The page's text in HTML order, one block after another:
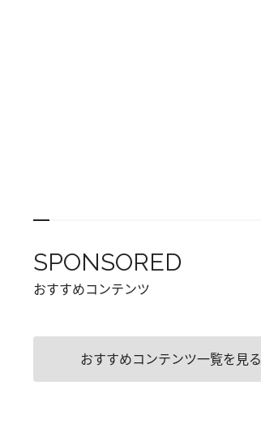
SPONSORED
おすすめコンテンツ
おすすめコンテンツ一覧を見る